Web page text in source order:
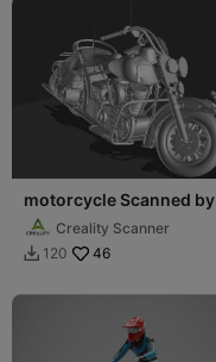
motorcycle Scanned by
OtterCreality Scanner
 120 46